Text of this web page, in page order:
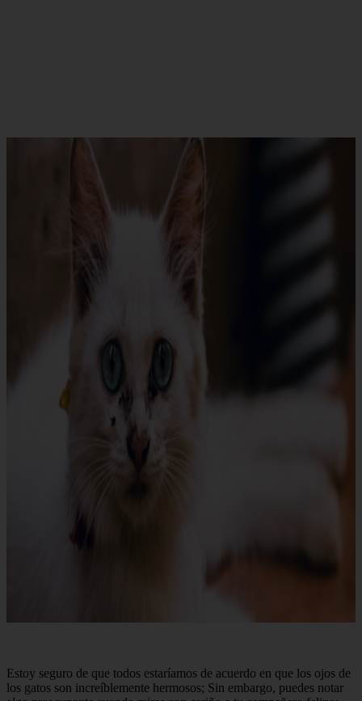
Estoy seguro de que todos estaríamos de acuerdo en que los ojos de
los gatos son increíblemente hermosos; Sin embargo, puedes notar